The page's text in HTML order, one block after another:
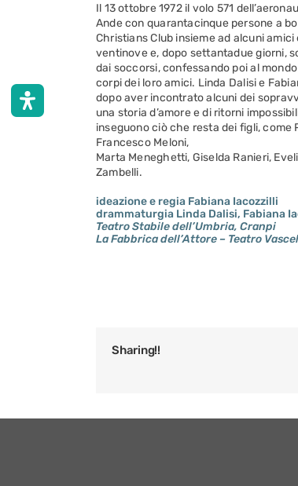
Il 13 ottobre 1972 il volo 571
Ande con quarantacinque persone a
Christians Club insieme ad alcuni
ventinove e, dopo settantadue giorni,
dai soccorsi, confessando poi al
corpi dei loro amici. Linda Dalisi e
dopo aver incontrato alcuni dei
una storia d’amore e di ritorni
inseguono ciò che resta dei figli, come
Francesco Meloni,
Marta Meneghetti, Giselda Ranieri,
Zambelli.
ideazione e regia Fabiana Iacozzilli
drammaturgia Linda Dalisi, Fabiana
Teatro Stabile dell’Umbria, Cranpi
La Fabbrica dell’Attore – Teatro
Sharing!!